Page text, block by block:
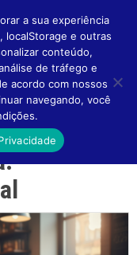
a sua experiência
localStorage e outras
conteúdo,
de tráfego e
acordo com nossos
navegando, você